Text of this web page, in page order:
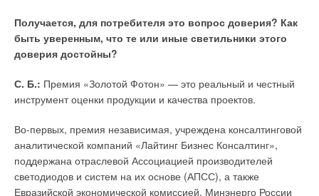
Получается, для потребителя это вопрос доверия? Как
быть уверенным, что те или иные светильники этого
доверия достойны?
С. Б.: Премия «Золотой Фотон» — это реальный и честный
инструмент оценки продукции и качества проектов.
Во-первых, премия независимая, учреждена консалтинговой
аналитической компаний «Лайтинг Бизнес Консалтинг»,
поддержана отраслевой Ассоциацией производителей
светодиодов и систем на их основе (АПСС), а также
Евразийской экономической комиссией, Минэнерго России
паровой поршневой машины
ЖУРНАЛ СОК АПРЕЛЬ 2026
→
Зарядная станция для электромобилей на солнечных
фотоэлектрических преобразователях в районе города
Краснодара
Уведомления отключены
Комментарии